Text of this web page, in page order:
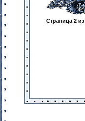
Страница 2 из